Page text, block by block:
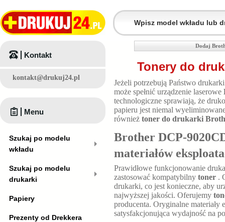
Dodaj
Tonery do
Jeżeli potrzebują Państwo
może spełnić urządzenie laserowe
technologiczne sprawiają, że
papieru jest niemal
również toner do drukarki
Brother DCP-
materiałów
Prawidłowe funkcjonowanie
zastosować kompatybilny toner .
drukarki, co jest konieczne, aby
najwyższej jakości. Oferujemy
producenta. Oryginalne
satysfakcjonująca wydajność na
Kontakt
kontakt@drukuj24.pl
Menu
Szukaj po modelu
wkładu
Szukaj po modelu
drukarki
Papiery
Prezenty od Drekkera